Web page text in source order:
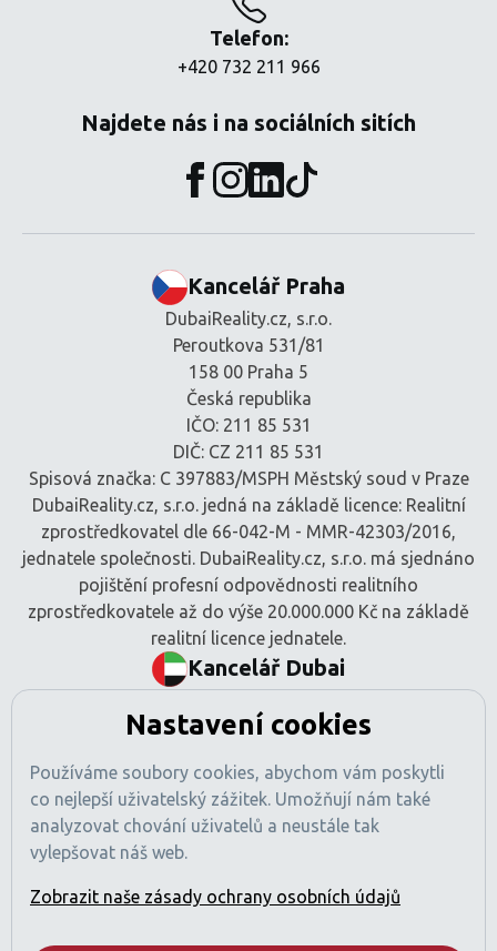
Telefon:
+420 732 211 966
Najdete nás i na sociálních sitích
Kancelář Praha
DubaiReality.cz, s.r.o.
Peroutkova 531/81
158 00 Praha 5
Česká republika
IČO: 211 85 531
DIČ: CZ 211 85 531
Spisová značka: C 397883/MSPH Městský soud v Praze
DubaiReality.cz, s.r.o. jedná na základě licence: Realitní
zprostředkovatel dle 66-042-M - MMR-42303/2016,
jednatele společnosti. DubaiReality.cz, s.r.o. má sjednáno
pojištění profesní odpovědnosti realitního
zprostředkovatele až do výše 20.000.000 Kč na základě
realitní licence jednatele.
Kancelář Dubai
Tamani Arts Offices, Office 741
Dubaj, SAE
Číslo obchodní licence: 1470425
Registrace RERA: 49189
Obchodní registr: 2529912
Licencovaná činnost: Zprostředkování nákupu a prodeje
Nastavení cookies
Používáme soubory cookies, abychom vám poskytli
co nejlepší uživatelský zážitek. Umožňují nám také
analyzovat chování uživatelů a neustále tak
vylepšovat náš web.
Zobrazit naše zásady ochrany osobních údajů